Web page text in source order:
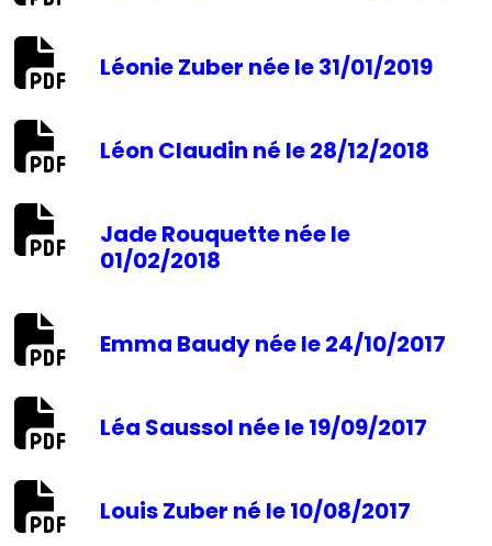
Léonie Zuber née le 31/01/2019
Léon Claudin né le 28/12/2018
Jade Rouquette née le
01/02/2018
Emma Baudy née le 24/10/2017
Léa Saussol née le 19/09/2017
Louis Zuber né le 10/08/2017